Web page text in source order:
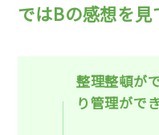
ではBの感想を見
整理整頓が
り管理がで